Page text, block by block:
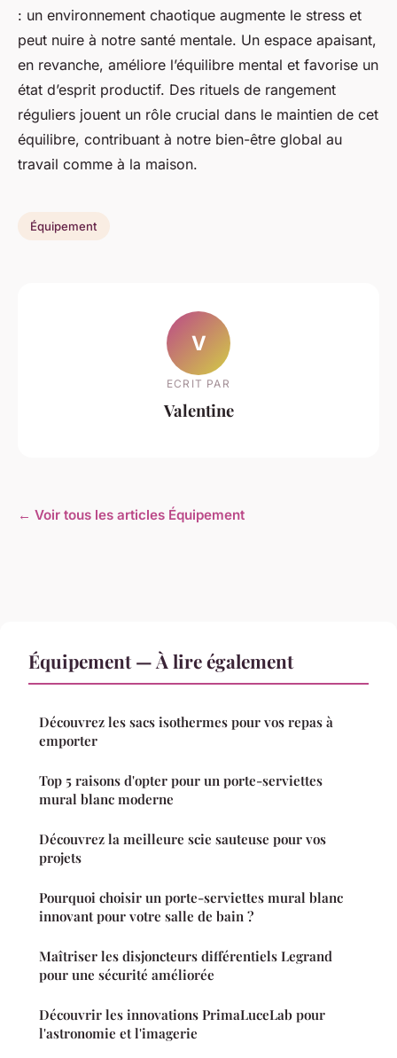
: un environnement chaotique augmente le stress et
peut nuire à notre santé mentale. Un espace apaisant,
en revanche, améliore l’équilibre mental et favorise un
état d’esprit productif. Des rituels de rangement
réguliers jouent un rôle crucial dans le maintien de cet
équilibre, contribuant à notre bien-être global au
travail comme à la maison.
Équipement
V
ECRIT PAR
Valentine
← Voir tous les articles Équipement
Équipement — À lire également
Découvrez les sacs isothermes pour vos repas à
emporter
Top 5 raisons d'opter pour un porte-serviettes
mural blanc moderne
Découvrez la meilleure scie sauteuse pour vos
projets
Pourquoi choisir un porte-serviettes mural blanc
innovant pour votre salle de bain ?
Maîtriser les disjoncteurs différentiels Legrand
pour une sécurité améliorée
Découvrir les innovations PrimaLuceLab pour
l'astronomie et l'imagerie